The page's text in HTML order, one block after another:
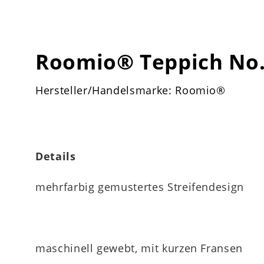
Roomio® Teppich
Hersteller/Handelsmarke: Roomio®
Details
mehrfarbig gemustertes Streifendesign
maschinell gewebt, mit kurzen Fransen